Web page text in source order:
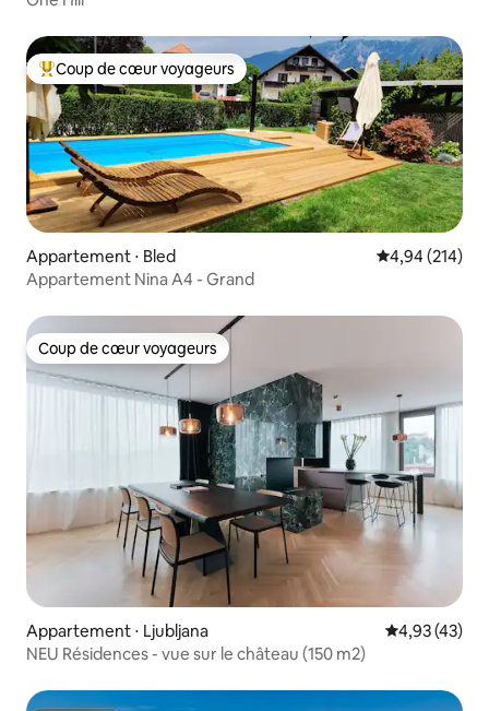
Coups de cœur voyageurs les plus appréciés
Coup de cœur voyageurs
Appartement ⋅ Bled Évaluation
4,94 (214)
Appartement Nina A4 - Grand
Coup de cœur voyageurs
Coup de cœur voyageurs
Appartement ⋅ Ljubljana Évaluation
4,93 (43)
NEU Résidences - vue sur le château (150 m2)